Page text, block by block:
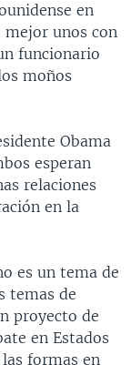
en
mejor unos con
funcionario
moños
Obama
esperan
relaciones
en la
es un tema de
temas de
proyecto de
en Estados
formas en